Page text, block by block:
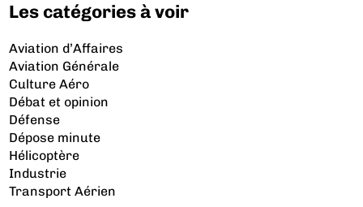
Les catégories à voir
Aviation d’Affaires
Aviation Générale
Culture Aéro
Débat et opinion
Défense
Dépose minute
Hélicoptère
Industrie
Transport Aérien